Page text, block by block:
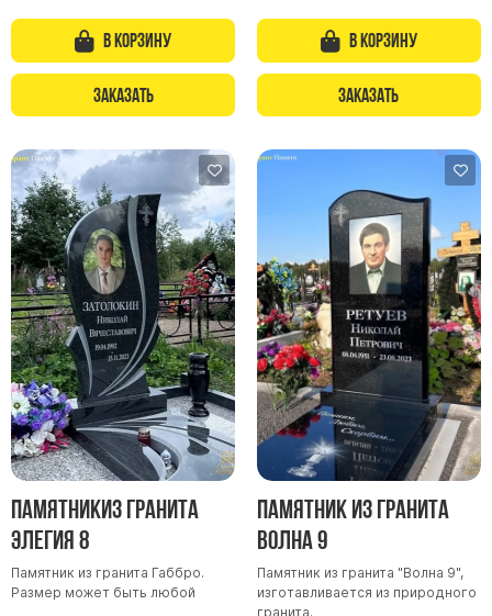
В корзину
Заказать
В корзину
Заказать
Памятникиз гранита
Элегия 8
Памятник из гранита Габбро.
Размер может быть любой
Памятник из гранита
Волна 9
Памятник из гранита "Волна 9",
изготавливается из природного
гранита.